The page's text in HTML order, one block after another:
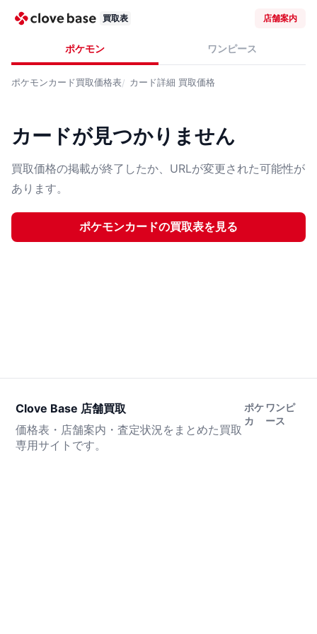
買取表 店舗案内
ポケモン ワンピース
ポケモンカード買取価格表 カード詳細 買取価格
カードが見つかりません
買取価格の掲載が終了したか、URLが変更された可能性が
あります。
ポケモンカードの買取表を見る
Clove Base 店舗買取
価格表・店舗案内・査定状況をまとめた買取
専用サイトです。
ポケ
カ
ワンピ
ース